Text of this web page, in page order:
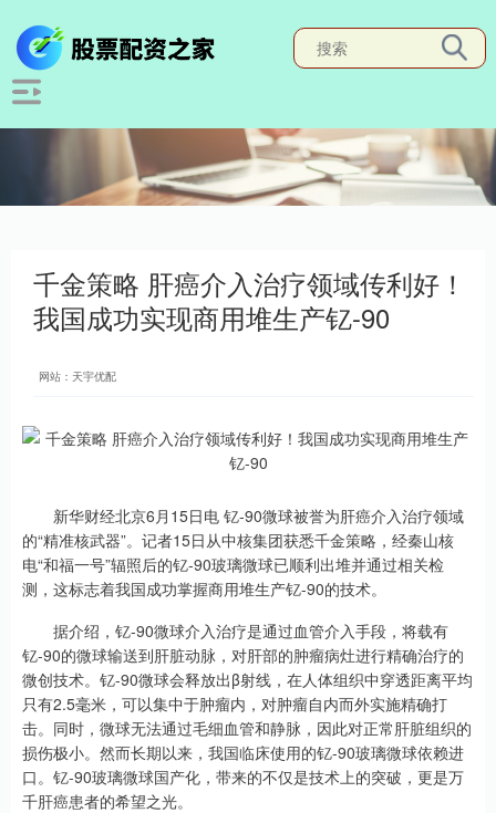
千金策略 肝癌介入治疗领域传利好！
我国成功实现商用堆生产钇-90
网站：天宇优配
新华财经北京6月15日电 钇-90微球被誉为肝癌介入治疗领域
的“精准核武器”。记者15日从中核集团获悉千金策略，经秦山核
电“和福一号”辐照后的钇-90玻璃微球已顺利出堆并通过相关检
测，这标志着我国成功掌握商用堆生产钇-90的技术。
据介绍，钇-90微球介入治疗是通过血管介入手段，将载有
钇-90的微球输送到肝脏动脉，对肝部的肿瘤病灶进行精确治疗的
微创技术。钇-90微球会释放出β射线，在人体组织中穿透距离平均
只有2.5毫米，可以集中于肿瘤内，对肿瘤自内而外实施精确打
击。同时，微球无法通过毛细血管和静脉，因此对正常肝脏组织的
损伤极小。然而长期以来，我国临床使用的钇-90玻璃微球依赖进
口。钇-90玻璃微球国产化，带来的不仅是技术上的突破，更是万
千肝癌患者的希望之光。